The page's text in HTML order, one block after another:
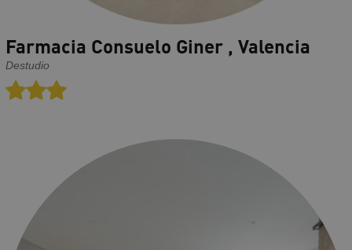
Farmacia Consuelo Giner , Valencia
Destudio